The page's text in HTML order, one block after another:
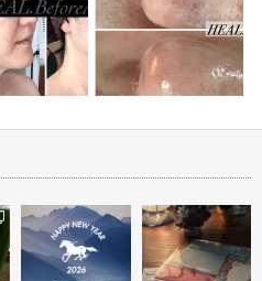
ソ再生トリートメント